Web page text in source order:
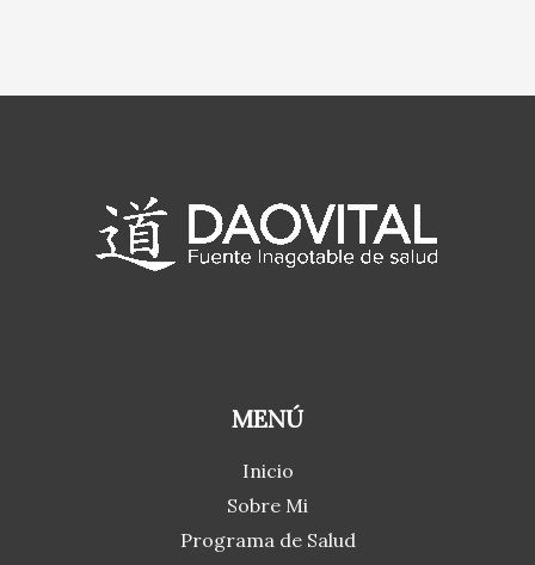
MENÚ
Inicio
Sobre Mi
Programa de Salud